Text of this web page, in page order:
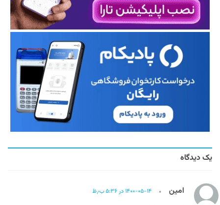
یک دیدگاه
امین ۱۴۰۰-۰۵-۱۴ در ۵:۳۶ ب٫ظ